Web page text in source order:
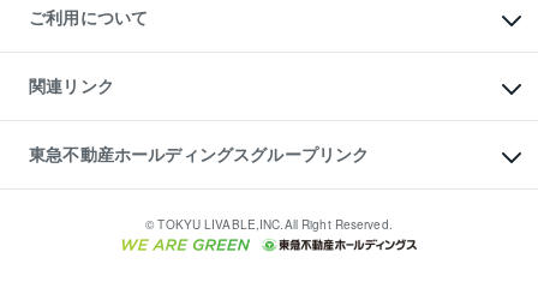
ご紹介・再契約特典
入居者様専用-各種ご案内（賃貸）
東急こすもす会「こすもすWeb」
ご利用について
金融商品取引について
東急リバブル ソーシャルメディアポリシー
ご意見・お問い合わせ（金融商品取引専用の相談・お問い合わせ窓口）
ダイレクトメール（郵送物）・Eメールなどの送付停止について
関連リンク
これからご結婚される方に東急百貨店のブライダルクラブ
人材サービスのご用命は 東急リバブルスタッフ株式会社まで
東北の逸品を贈ります 東北すぐれものセレクション
東急不動産ホールディングスグループリンク
東急コミュニティー
東急住宅リース
© TOKYU LIVABLE,INC.All Right Reserved.